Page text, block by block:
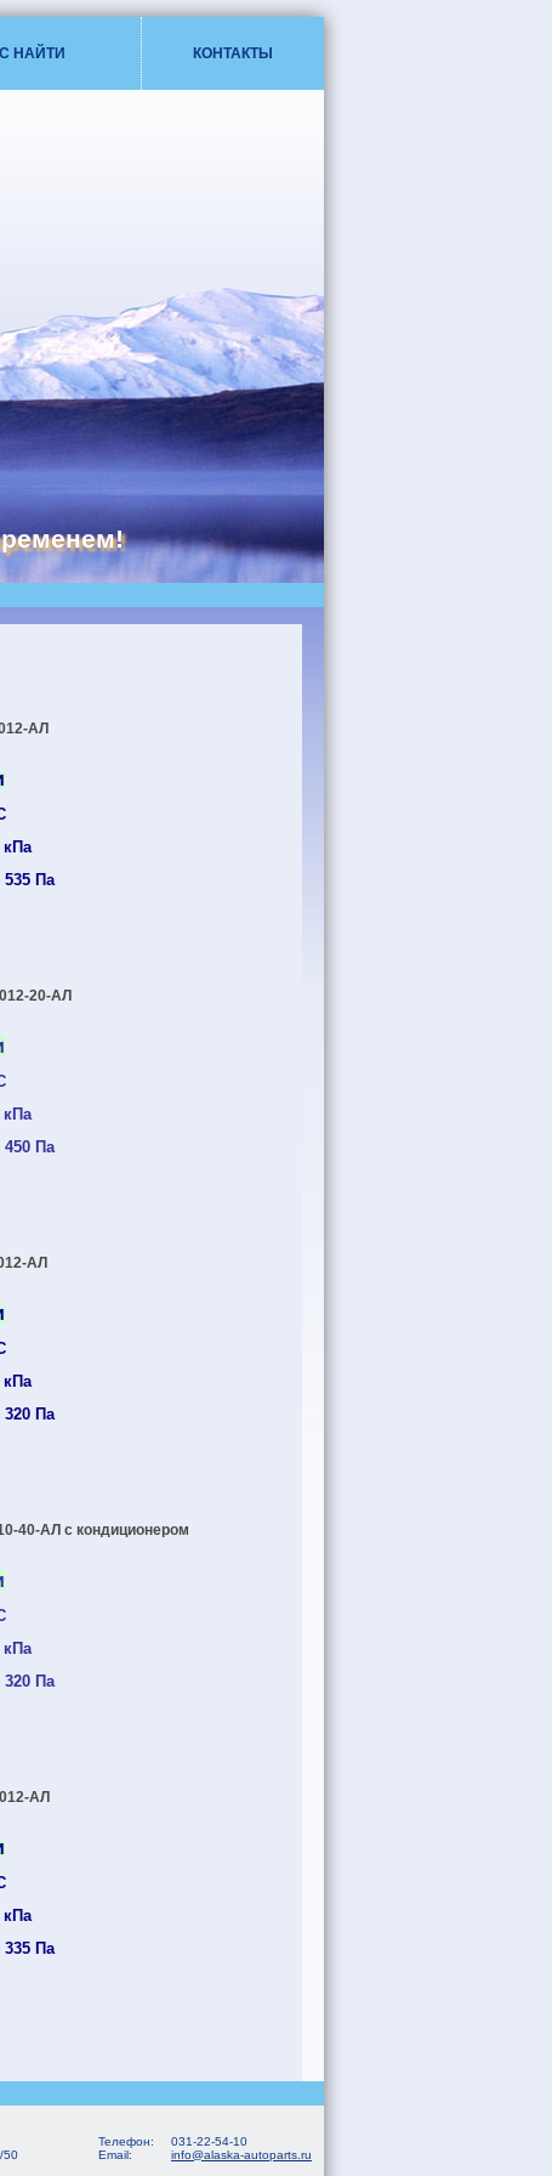
НАЙТИ КОНТАКТЫ
АЛ
кПа
Па
20-АЛ
кПа
Па
АЛ
кПа
Па
АЛ с кондиционером
кПа
Па
АЛ
кПа
Па
50
Телефон:
Email:
031-22-54-10
info@alaska-autoparts.ru